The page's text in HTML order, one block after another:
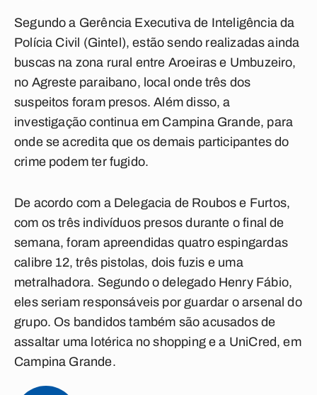
Segundo a Gerência Executiva de Inteligência da
Polícia Civil (Gintel), estão sendo realizadas ainda
buscas na zona rural entre Aroeiras e Umbuzeiro,
no Agreste paraibano, local onde três dos
suspeitos foram presos. Além disso, a
investigação continua em Campina Grande, para
onde se acredita que os demais participantes do
crime podem ter fugido.
De acordo com a Delegacia de Roubos e Furtos,
com os três indivíduos presos durante o final de
semana, foram apreendidas quatro espingardas
calibre 12, três pistolas, dois fuzis e uma
metralhadora. Segundo o delegado Henry Fábio,
eles seriam responsáveis por guardar o arsenal do
grupo. Os bandidos também são acusados de
assaltar uma lotérica no shopping e a UniCred, em
Campina Grande.